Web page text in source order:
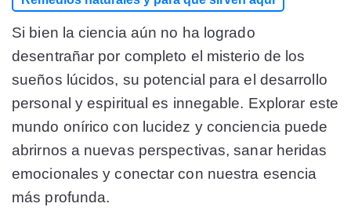
Si bien la ciencia aún no ha logrado
desentrañar por completo el misterio de los
sueños lúcidos, su potencial para el desarrollo
personal y espiritual es innegable. Explorar este
mundo onírico con lucidez y conciencia puede
abrirnos a nuevas perspectivas, sanar heridas
emocionales y conectar con nuestra esencia
más profunda.